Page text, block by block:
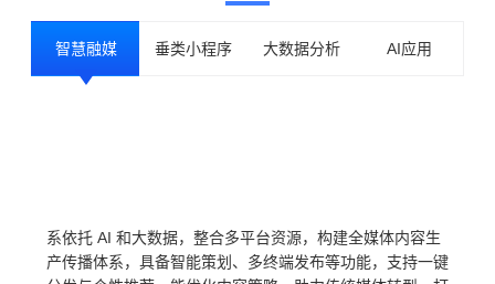
智慧融媒 垂类小程序 大数据分析 AI应用
系依托 AI 和大数据，整合多平台资源，构建全媒体内容生
产传播体系，具备智能策划、多终端发布等功能，支持一键